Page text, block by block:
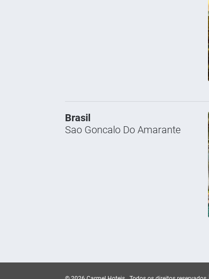
Brasil
Sao Goncalo Do Amarante